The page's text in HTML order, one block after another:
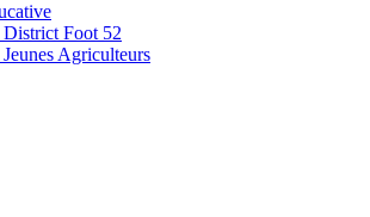
District Foot 52
Jeunes Agriculteurs